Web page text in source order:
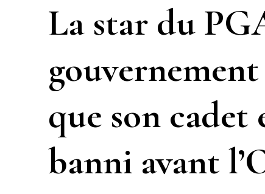
La star du
que son cadet
banni avant